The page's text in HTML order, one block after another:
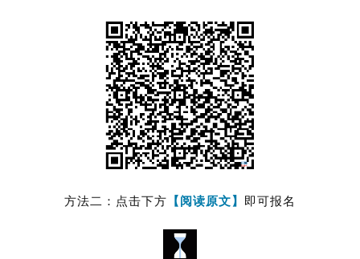
方法二：点击下方 【阅读原文】 即可报名